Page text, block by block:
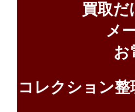
買取
メ
お
コレクション